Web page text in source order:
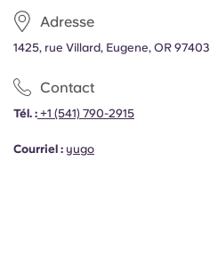
Adresse
1425, rue Villard, Eugene, OR 97403
Contact
Tél. : +1 (541) 790-2915
Courriel : yugo